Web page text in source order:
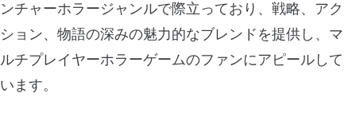
ンチャーホラージャンルで際立っており、戦略、アク
ション、物語の深みの魅力的なブレンドを提供し、マ
ルチプレイヤーホラーゲームのファンにアピールして
います。